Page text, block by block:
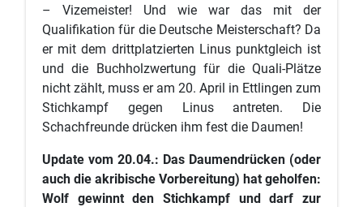
– Vizemeister! Und wie war das mit der
Qualifikation für die Deutsche Meisterschaft? Da
er mit dem drittplatzierten Linus punktgleich ist
und die Buchholzwertung für die Quali-Plätze
nicht zählt, muss er am 20. April in Ettlingen zum
Stichkampf gegen Linus antreten. Die
Schachfreunde drücken ihm fest die Daumen!
Update vom 20.04.: Das Daumendrücken (oder
auch die akribische Vorbereitung) hat geholfen:
Wolf gewinnt den Stichkampf und darf zur